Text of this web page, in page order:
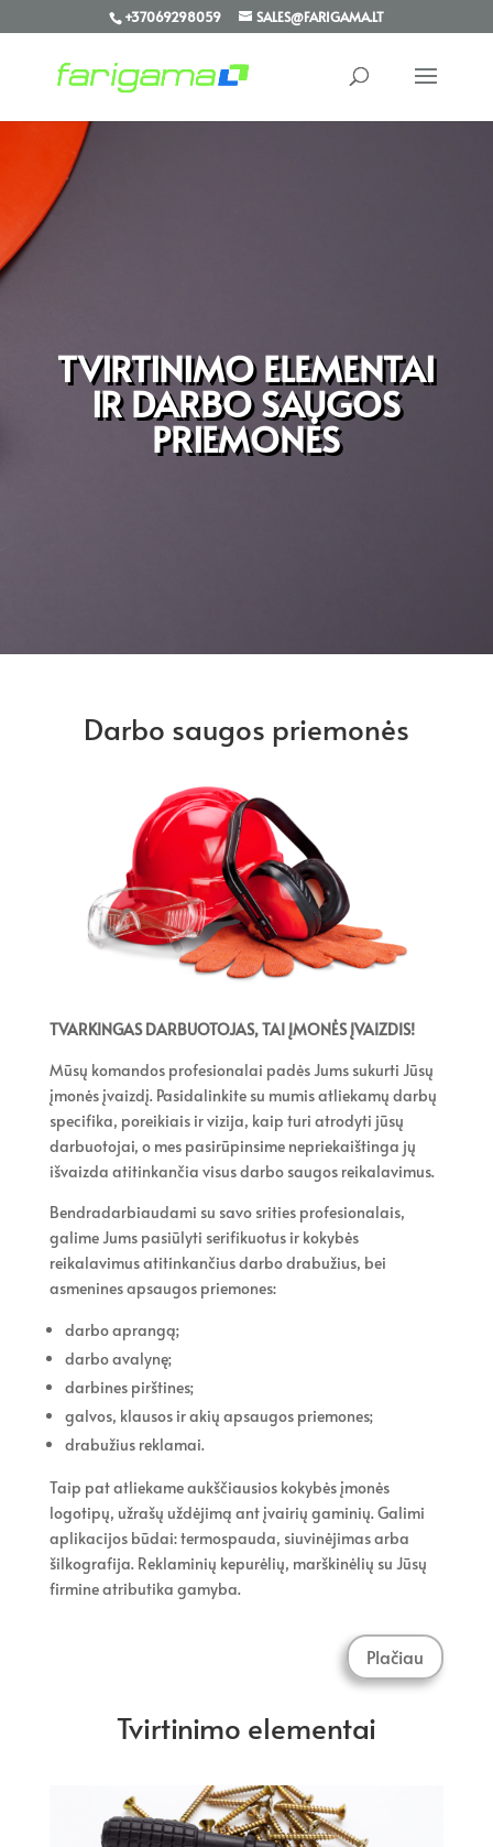
+37069298059 SALES@FARIGAMA.LT
TVIRTINIMO ELEMENTAI
IR DARBO SAUGOS
PRIEMONĖS
Darbo saugos priemonės
TVARKINGAS DARBUOTOJAS, TAI ĮMONĖS ĮVAIZDIS!
Mūsų komandos profesionalai padės Jums sukurti Jūsų
įmonės įvaizdį. Pasidalinkite su mumis atliekamų darbų
specifika, poreikiais ir vizija, kaip turi atrodyti jūsų
darbuotojai, o mes pasirūpinsime nepriekaištinga jų
išvaizda atitinkančia visus darbo saugos reikalavimus.
Bendradarbiaudami su savo srities profesionalais,
galime Jums pasiūlyti serifikuotus ir kokybės
reikalavimus atitinkančius darbo drabužius, bei
asmenines apsaugos priemones:
darbo aprangą;
darbo avalynę;
darbines pirštines;
galvos, klausos ir akių apsaugos priemones;
drabužius reklamai.
Taip pat atliekame aukščiausios kokybės įmonės
logotipų, užrašų uždėjimą ant įvairių gaminių. Galimi
aplikacijos būdai: termospauda, siuvinėjimas arba
šilkografija. Reklaminių kepurėlių, marškinėlių su Jūsų
firmine atributika gamyba.
Plačiau
Tvirtinimo elementai